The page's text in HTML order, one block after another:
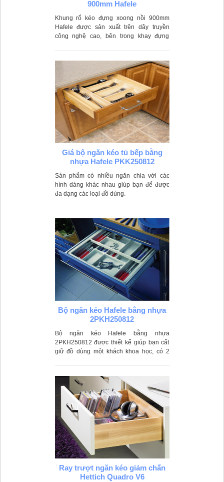
900mm Hafele
Khung rổ kéo đựng xoong nồi 900mm
Hafele được sản xuất trên dây truyền
công nghệ cao, bên trong khay đựng
Giá bộ ngăn kéo tủ bếp bằng
nhựa Hafele PKK250812
Sản phẩm có nhiều ngăn chia với các
hình dáng khác nhau giúp bạn để được
đa dạng các loại đồ dùng.
Bộ ngăn kéo Hafele bằng nhựa
2PKH250812
Bộ ngăn kéo Hafele bằng nhựa
2PKH250812 được thiết kế giúp bạn cất
giữ đồ dùng một khách khoa học, có 2
Ray trượt ngăn kéo giảm chấn
Hettich Quadro V6